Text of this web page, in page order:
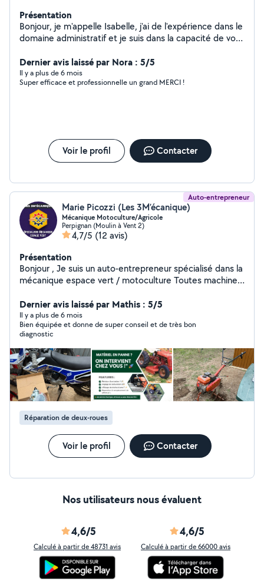
Présentation
Bonjour, je m'appelle Isabelle, j'ai de l'expérience dans le
domaine administratif et je suis dans la capacité de vous
les tâches suivantes : -Secrétariat et démarches
administratives diverses. -Préparation à la comptabilité
en lien avec votre expert-comptable : pointage
dossiers : commandes, ventes, contrats. -Devis :
élaboration, suivi et relance. -Rédaction et mise en page
archivage. Je peux vous établir un devis personnalisé.
Mes tarifs sont établis à l'heure ou au forfait selon la
mission confiée.
Dernier avis laissé par Nora : 5/5
Il y a plus de 6 mois
Super efficace et professionnelle un grand MERCI !
Voir le profil Contacter
Auto-entrepreneur
Marie Picozzi (Les 3M’écanique)
Mécanique Motoculture/Agricole
Perpignan (Moulin à Vent 2)
4,7/5 (12 avis)
Présentation
Bonjour , Je suis un auto-entrepreneur spécialisé dans la
mécanique espace vert / motoculture Toutes machines
au remplacement piston cylindre. Site internet :
www.les3mecanique. com Merci à vous. Cordialement
Mathieu.
Dernier avis laissé par Mathis : 5/5
Il y a plus de 6 mois
Bien équipée et donne de super conseil et de très bon
diagnostic
Réparation de deux-roues
Voir le profil Contacter
Nos utilisateurs nous évaluent
4,6/5
Calculé à partir de 48731 avis
4,6/5
Calculé à partir de 66000 avis